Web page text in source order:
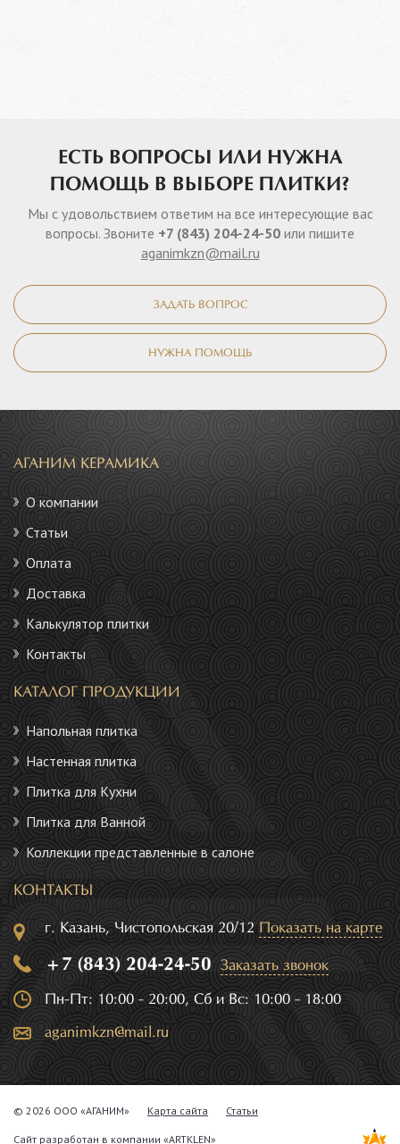
ЕСТЬ ВОПРОСЫ ИЛИ НУЖНА
ПОМОЩЬ В ВЫБОРЕ ПЛИТКИ?
Мы с удовольствием ответим на все интересующие вас
вопросы. Звоните +7 (843) 204-24-50 или пишите
aganimkzn@mail.ru
ЗАДАТЬ ВОПРОС
НУЖНА ПОМОЩЬ
АГАНИМ КЕРАМИКА
О компании
Статьи
Оплата
Доставка
Калькулятор плитки
Контакты
КАТАЛОГ ПРОДУКЦИИ
Напольная плитка
Настенная плитка
Плитка для Кухни
Плитка для Ванной
Коллекции представленные в салоне
КОНТАКТЫ
г. Казань, Чистопольская 20/12 Показать на карте
+7 (843) 204-24-50 Заказать звонок
Пн-Пт: 10:00 - 20:00, Сб и Вс: 10:00 - 18:00
aganimkzn@mail.ru
© 2026 ООО «АГАНИМ» Карта сайта Статьи
Сайт разработан в компании «ARTKLEN»